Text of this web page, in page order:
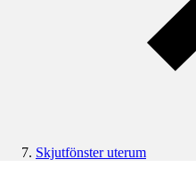
Skjutfönster uterum